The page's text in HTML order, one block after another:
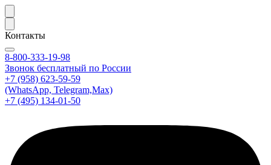
Контакты
8-800-333-19-98
Звонок бесплатный по России
+7 (958) 623-59-59
(WhatsApp, Telegram,Max)
+7 (495) 134-01-50